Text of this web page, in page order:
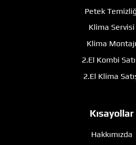
Petek
Klima Servisi
Klima Montajı
2.El Kombi
2.El Klima
Kısayollar
Hakkımızda